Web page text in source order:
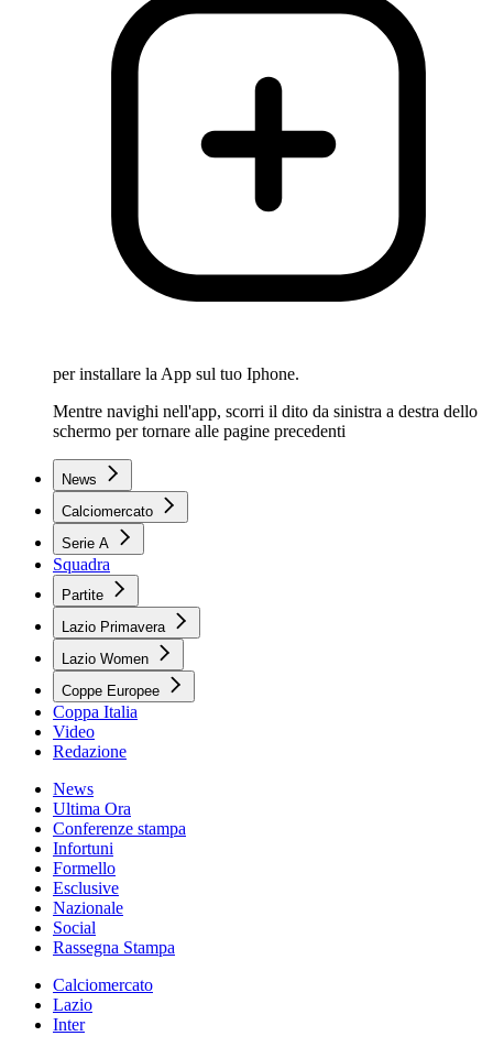
per installare la App sul tuo Iphone.
Mentre navighi nell'app, scorri il dito da sinistra a destra dello
schermo per tornare alle pagine precedenti
News
Calciomercato
Serie A
Squadra
Partite
Lazio Primavera
Lazio Women
Coppe Europee
Coppa Italia
Video
Redazione
News
Ultima Ora
Conferenze stampa
Infortuni
Formello
Esclusive
Nazionale
Social
Rassegna Stampa
Calciomercato
Lazio
Inter